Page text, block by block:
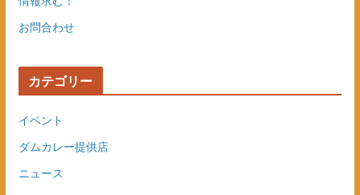
お問合わせ
カテゴリー
イベント
ダムカレー提供店
ニュース